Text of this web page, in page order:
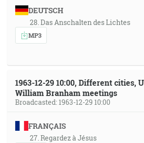
DEUTSCH
28. Das Anschalten des Lichtes
MP3
1963-12-29 10:00, Different cities,
William Branham meetings
Broadcasted: 1963-12-29 10:00
FRANÇAIS
27. Regardez à Jésus